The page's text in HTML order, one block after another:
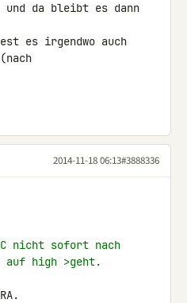
da bleibt es dann
es irgendwo auch
2014-11-18 06:13#3888336
nicht sofort nach
auf high >geht.